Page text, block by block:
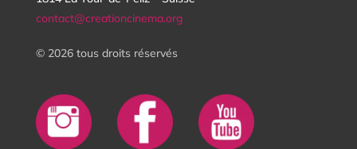
contact@creationcinema.org
© 2026 tous droits réservés